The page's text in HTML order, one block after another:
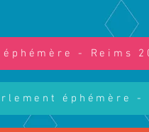
- Reims
éphémère -